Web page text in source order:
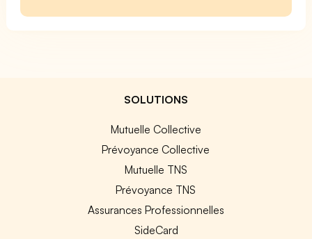
SOLUTIONS
Mutuelle Collective
Prévoyance Collective
Mutuelle TNS
Prévoyance TNS
Assurances Professionnelles
SideCard